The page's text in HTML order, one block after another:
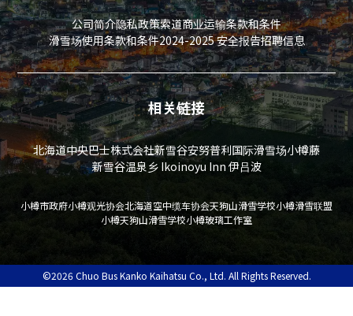
营业时间
9：30～17：00
费用
门票：免费
松鼠食品：每只300日元（只收现金）
*在公园内的自动售货机出售（特别扭蛋）
防范措施
公司简介隐私政策索道商业运输条款和条件
滑雪场使用条款和条件2024-2025 安全报告招聘信息
相关链接
北海道中央巴士株式会社新雪谷安努普利国际滑雪场小樽藤
新雪谷温泉乡 Ikoinoyu Inn 伊吕波
小樽市政府小樽观光协会北海道空中缆车协会天狗山滑雪学校小樽滑雪联盟
小樽天狗山滑雪学校小樽玻璃工作室
©2026 Chuo Bus Kanko Kaihatsu Co., Ltd. All Rights Reserved.